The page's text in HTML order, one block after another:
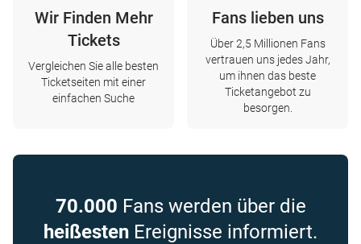
Wir Finden Mehr
Tickets
Vergleichen Sie alle besten
Ticketseiten mit einer
einfachen Suche
Fans lieben uns
Über 2,5 Millionen Fans
vertrauen uns jedes Jahr,
um ihnen das beste
Ticketangebot zu
besorgen.
70.000 Fans werden über die
heißesten Ereignisse informiert.